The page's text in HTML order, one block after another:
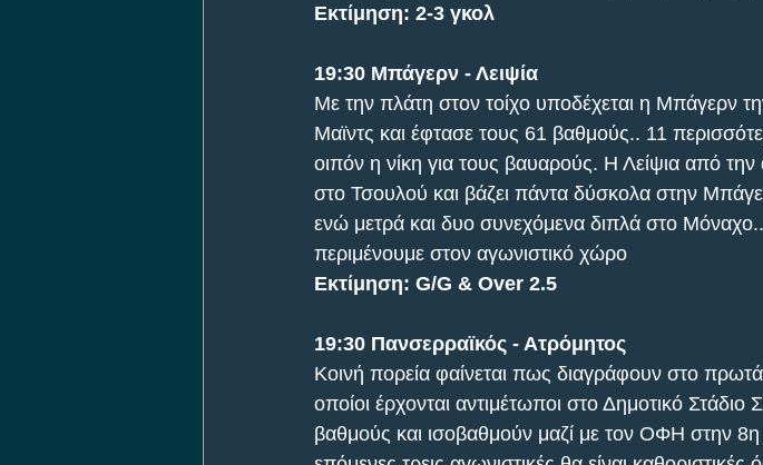
Εκτίμηση: 2-3 γκολ
19:30 Μπάγερν - Λειψία
Mε την πλάτη στον τοίχο υποδέχεται η Μπάγερν
Μαϊντς και έφτασε τους 61 βαθμούς.. 11
οιπόν η νίκη για τους βαυαρούς. Η Λείψια από
στο Τσουλού και βάζει πάντα δύσκολα στην
ενώ μετρά και δυο συνεχόμενα διπλά στο
περιμένουμε στον αγωνιστικό χώρο
Εκτίμηση: G/G & Over 2.5
19:30 Πανσερραϊκός - Ατρόμητος
Κοινή πορεία φαίνεται πως διαγράφουν στο
οποίοι έρχονται αντιμέτωποι στο Δημοτικό
βαθμούς και ισοβαθμούν μαζί με τον ΟΦΗ στην